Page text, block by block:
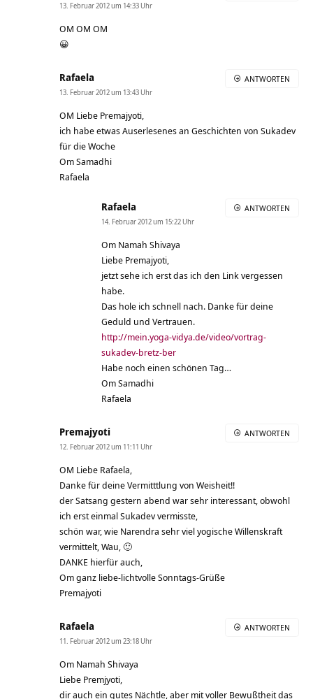
13. Februar 2012 um 14:33 Uhr
OM OM OM
😀
Rafaela
13. Februar 2012 um 13:43 Uhr
OM Liebe Premajyoti,
ich habe etwas Auserlesenes an Geschichten von Sukadev
für die Woche
Om Samadhi
Rafaela
ANTWORTEN
Rafaela
14. Februar 2012 um 15:22 Uhr
Om Namah Shivaya
Liebe Premajyoti,
jetzt sehe ich erst das ich den Link vergessen
habe.
Das hole ich schnell nach. Danke für deine
Geduld und Vertrauen.
http://mein.yoga-vidya.de/video/vortrag-
sukadev-bretz-ber
Habe noch einen schönen Tag…
Om Samadhi
Rafaela
ANTWORTEN
Premajyoti
12. Februar 2012 um 11:11 Uhr
OM Liebe Rafaela,
Danke für deine Vermitttlung von Weisheit!!
der Satsang gestern abend war sehr interessant, obwohl
ich erst einmal Sukadev vermisste,
schön war, wie Narendra sehr viel yogische Willenskraft
vermittelt, Wau, 🙂
DANKE hierfür auch,
Om ganz liebe-lichtvolle Sonntags-Grüße
Premajyoti
ANTWORTEN
Rafaela
11. Februar 2012 um 23:18 Uhr
Om Namah Shivaya
Liebe Premjyoti,
dir auch ein gutes Nächtle, aber mit voller Bewußtheit das
ANTWORTEN